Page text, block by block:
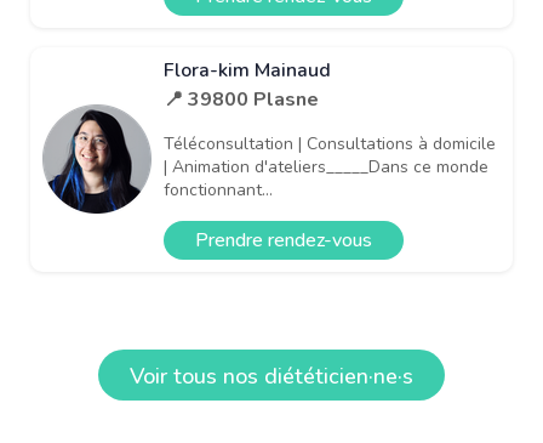
Flora-kim Mainaud
📍 39800 Plasne
Téléconsultation | Consultations à domicile
| Animation d'ateliers_____Dans ce monde
fonctionnant...
Prendre rendez-vous
Voir tous nos diététicien·ne·s